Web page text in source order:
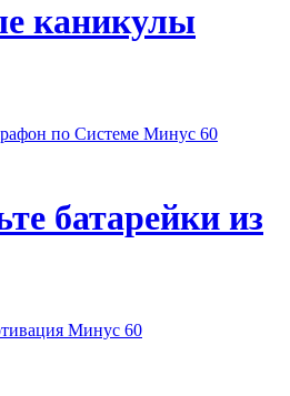
каникулы
по Системе Минус 60
батарейки из
Минус 60